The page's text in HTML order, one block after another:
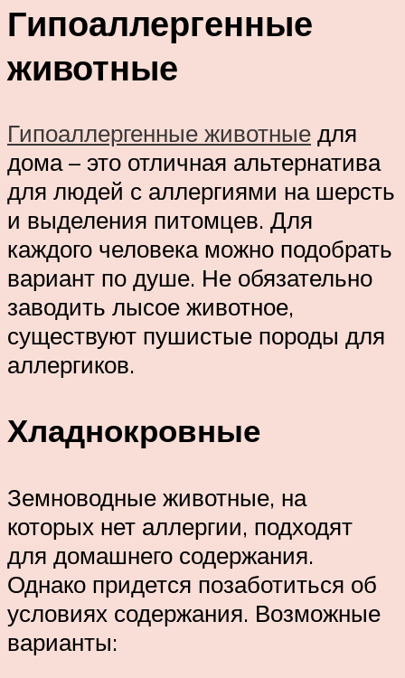
Гипоаллергенные
животные
Гипоаллергенные животные для
дома – это отличная альтернатива
для людей с аллергиями на шерсть
и выделения питомцев. Для
каждого человека можно подобрать
вариант по душе. Не обязательно
заводить лысое животное,
существуют пушистые породы для
аллергиков.
Хладнокровные
Земноводные животные, на
которых нет аллергии, подходят
для домашнего содержания.
Однако придется позаботиться об
условиях содержания. Возможные
варианты: